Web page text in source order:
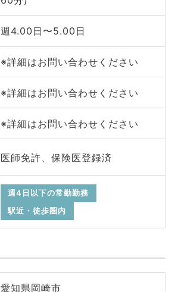
週4.00日〜5.00日
※詳細はお問い合わせください
※詳細はお問い合わせください
※詳細はお問い合わせください
医師免許、保険医登録済
週4日以下の常勤勤務
駅近・徒歩圏内
愛知県岡崎市